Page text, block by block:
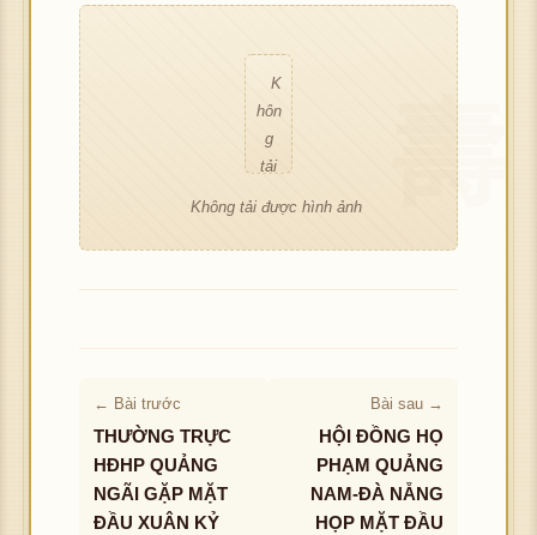
h
đư
ợc
hìn
ảnh
K
hôn
g
tải
hìn
Không tải được hình ảnh
← Bài trước
THƯỜNG TRỰC
HĐHP QUẢNG
NGÃI GẶP MẶT
ĐẦU XUÂN KỶ
Bài sau →
HỘI ĐỒNG HỌ
PHẠM QUẢNG
NAM-ĐÀ NẴNG
HỌP MẶT ĐẦU